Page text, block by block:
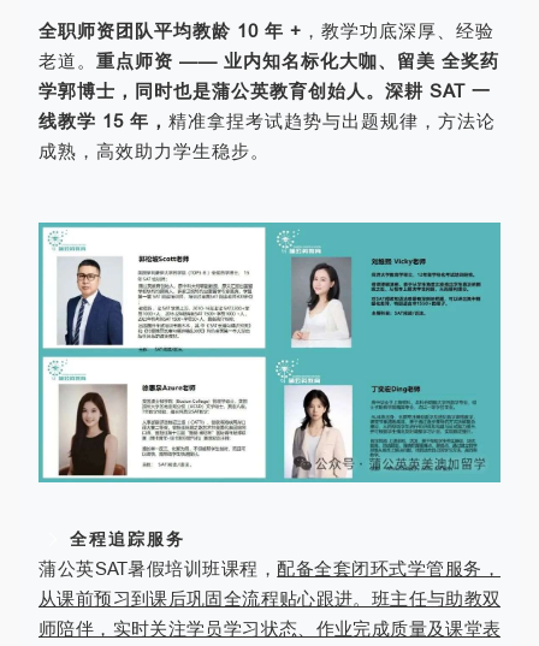
全职师资团队平均教龄 10 年 + ，教学功底深厚、经验
老道。 重点师资 —— 业内知名标化大咖、留美 全奖药
学郭博士，同时也是蒲公英教育创始人。深耕 SAT 一
线教学 15 年， 精准拿捏考试趋势与出题规律，方法论
成熟，高效助力学生稳步。
全程追踪服务
蒲公英SAT暑假培训班课程，配备全套闭环式学管服务，
从课前预习到课后巩固全流程贴心跟进。班主任与助教双
师陪伴，实时关注学员学习状态、作业完成质量及课堂表